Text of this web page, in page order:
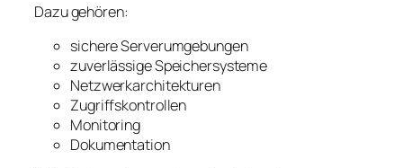
Dazu gehören:
sichere Serverumgebungen
zuverlässige Speichersysteme
Netzwerkarchitekturen
Zugriffskontrollen
Monitoring
Dokumentation